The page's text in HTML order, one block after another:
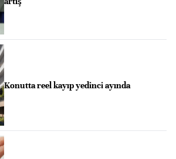
Konutta reel kayıp yedinci ayında